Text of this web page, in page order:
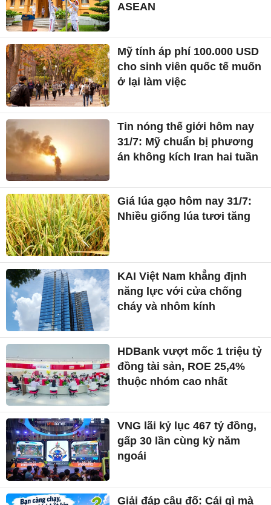
ASEAN
Mỹ tính áp phí 100.000 USD
cho sinh viên quốc tế muốn
ở lại làm việc
Tin nóng thế giới hôm nay
31/7: Mỹ chuẩn bị phương
án không kích Iran hai tuần
Giá lúa gạo hôm nay 31/7:
Nhiều giống lúa tươi tăng
KAI Việt Nam khẳng định
năng lực với cửa chống
cháy và nhôm kính
HDBank vượt mốc 1 triệu tỷ
đồng tài sản, ROE 25,4%
thuộc nhóm cao nhất
VNG lãi kỷ lục 467 tỷ đồng,
gấp 30 lần cùng kỳ năm
ngoái
Giải đáp câu đố: Cái gì mà